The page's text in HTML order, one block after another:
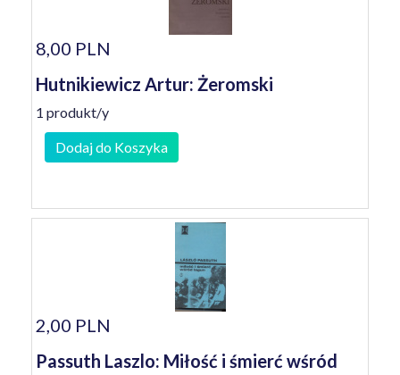
8,00 PLN
Hutnikiewicz Artur: Żeromski
1 produkt/y
Dodaj do Koszyka
2,00 PLN
Passuth Laszlo: Miłość i śmierć wśród